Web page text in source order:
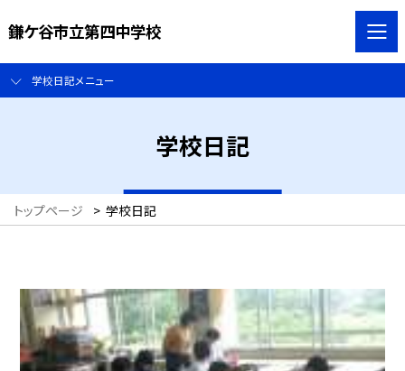
鎌ケ谷市立第四中学校
学校日記メニュー
学校日記
トップページ > 学校日記